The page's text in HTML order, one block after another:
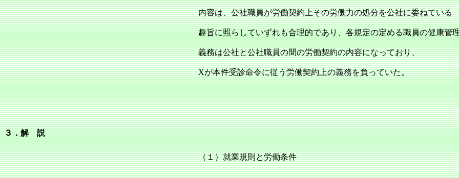
内容は、公社職員が労働契約上その労働力の処分を公社に委ねている
趣旨に照らしていずれも合理的であり、各規定の定める職員の健康管
義務は公社と公社職員の間の労働契約の内容になっており、
Xが本件受診命令に従う労働契約上の義務を負っていた。
３．解 説
（１）就業規則と労働条件